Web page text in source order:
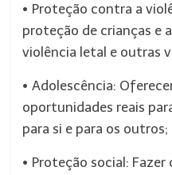
• Proteção contra a
proteção de crianças e
violência letal e outras
• Adolescência:
oportunidades reais
para si e para os outros;
• Proteção social: Fazer